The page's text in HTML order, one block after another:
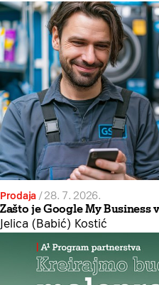
Prodaja /28. 7. 2026.
Zašto je Google My Business
Jelica (Babić) Kostić